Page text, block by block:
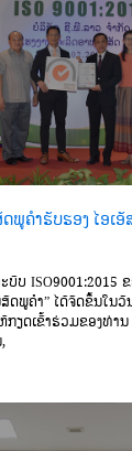
ພູຄໍາຮັບຮອງ ໄອເອັ
ບົບ ISO9001:2015
ສັດພູຄໍາ” ໄດ້ຈັດຂຶ້ນໃນ
ກຽດເຂົ້າຮ່ວມຂອງທ່ານ
,